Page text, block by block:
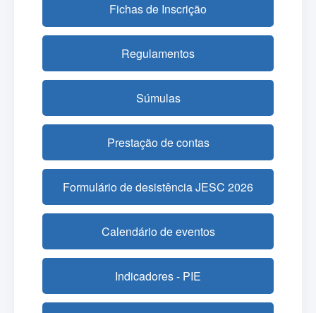
Fichas de Inscrição
Regulamentos
Súmulas
Prestação de contas
Formulário de desistência JESC 2026
Calendário de eventos
Indicadores - PIE